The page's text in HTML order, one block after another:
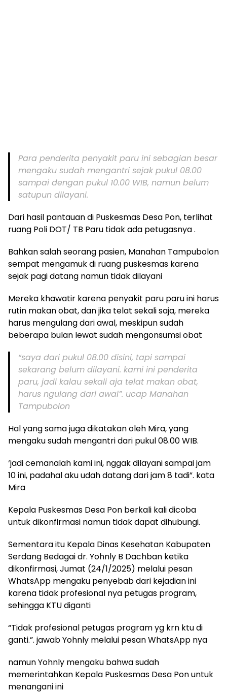
Para penderita penyakit paru ini sebagian besar
mengaku sudah mengantri sejak pukul 08.00
sampai dengan pukul 10.00 WIB, namun belum
satupun dilayani.
Dari hasil pantauan di Puskesmas Desa Pon, terlihat
ruang Poli DOT/ TB Paru tidak ada petugasnya .
Bahkan salah seorang pasien, Manahan Tampubolon
sempat mengamuk di ruang puskesmas karena
sejak pagi datang namun tidak dilayani
Mereka khawatir karena penyakit paru paru ini harus
rutin makan obat, dan jika telat sekali saja, mereka
harus mengulang dari awal, meskipun sudah
beberapa bulan lewat sudah mengonsumsi obat
“saya dari pukul 08.00 disini, tapi sampai
sekarang belum dilayani. kami ini penderita
paru, jadi kalau sekali aja telat makan obat,
harus ngulang dari awal”. ucap Manahan
Tampubolon
Hal yang sama juga dikatakan oleh Mira, yang
mengaku sudah mengantri dari pukul 08.00 WIB.
‘jadi cemanalah kami ini, nggak dilayani sampai jam
10 ini, padahal aku udah datang dari jam 8 tadi”. kata
Mira
Kepala Puskesmas Desa Pon berkali kali dicoba
untuk dikonfirmasi namun tidak dapat dihubungi.
Sementara itu Kepala Dinas Kesehatan Kabupaten
Serdang Bedagai dr. Yohnly B Dachban ketika
dikonfirmasi, Jumat (24/1/2025) melalui pesan
WhatsApp mengaku penyebab dari kejadian ini
karena tidak profesional nya petugas program,
sehingga KTU diganti
“Tidak profesional petugas program yg krn ktu di
ganti.”. jawab Yohnly melalui pesan WhatsApp nya
namun Yohnly mengaku bahwa sudah
memerintahkan Kepala Puskesmas Desa Pon untuk
menangani ini